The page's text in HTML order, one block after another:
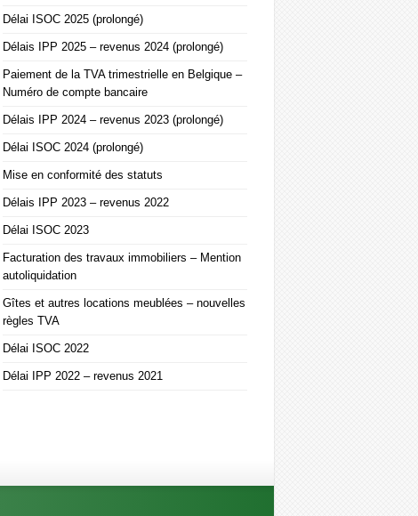
Délai ISOC 2025 (prolongé)
Délais IPP 2025 – revenus 2024 (prolongé)
Paiement de la TVA trimestrielle en Belgique –
Numéro de compte bancaire
Délais IPP 2024 – revenus 2023 (prolongé)
Délai ISOC 2024 (prolongé)
Mise en conformité des statuts
Délais IPP 2023 – revenus 2022
Délai ISOC 2023
Facturation des travaux immobiliers – Mention
autoliquidation
Gîtes et autres locations meublées – nouvelles
règles TVA
Délai ISOC 2022
Délai IPP 2022 – revenus 2021